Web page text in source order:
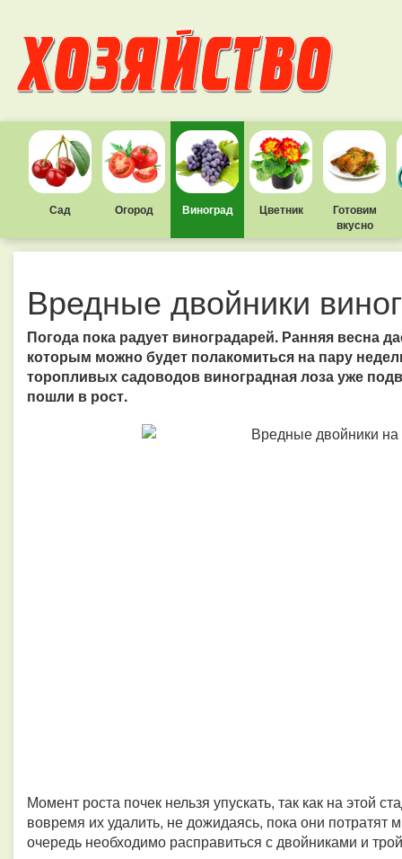
Сад Огород Виноград Цветник
Готовим
вкусно
Вредные двойники
Погода пока радует виноградарей. Ранняя весна
которым можно будет полакомиться на пару
торопливых садоводов виноградная лоза уже
пошли в рост.
Момент роста почек нельзя упускать, так как на этой
вовремя их удалить, не дожидаясь, пока они
очередь необходимо расправиться с двойниками и